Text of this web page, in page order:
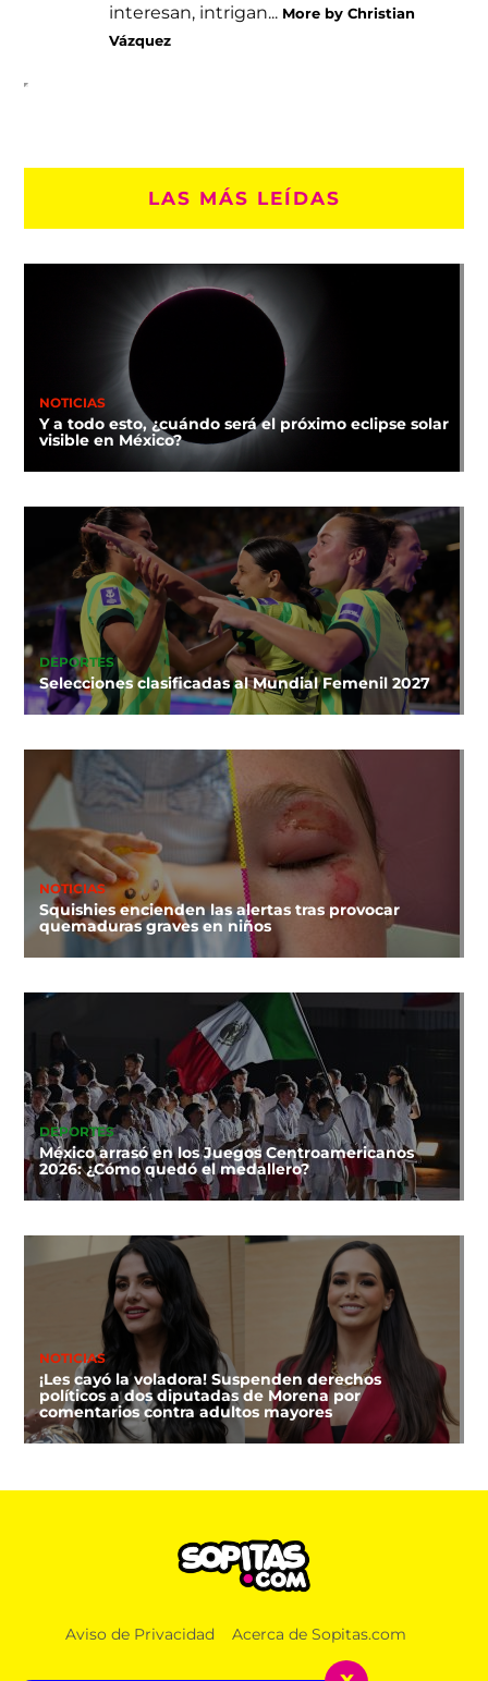
interesan, intrigan... More by Christian
Vázquez
LAS MÁS LEÍDAS
NOTICIAS
Y a todo esto, ¿cuándo será el próximo eclipse solar
visible en México?
DEPORTES
Selecciones clasificadas al Mundial Femenil 2027
NOTICIAS
Squishies encienden las alertas tras provocar
quemaduras graves en niños
DEPORTES
México arrasó en los Juegos Centroamericanos
2026: ¿Cómo quedó el medallero?
NOTICIAS
¡Les cayó la voladora! Suspenden derechos
políticos a dos diputadas de Morena por
comentarios contra adultos mayores
FIFA niega que Infantino hizo millonaria a una
Aviso de Privacidad Acerca de Sopitas.com